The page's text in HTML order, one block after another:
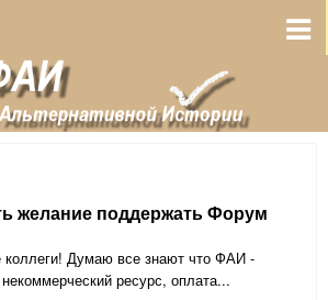
желание поддержать Форум
Думаю все знают что ФАИ -
ресурс, оплата...